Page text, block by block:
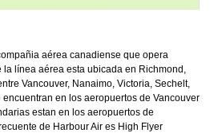
aérea canadiense que opera
línea aérea esta ubicada en Richmond,
Vancouver, Nanaimo, Victoria, Sechelt,
en los aeropuertos de Vancouver
estan en los aeropuertos de
de Harbour Air es High Flyer